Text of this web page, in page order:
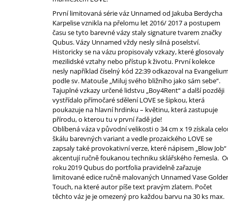
První limitovaná série váz Unnamed od Jakuba Berdycha
Karpelise vznikla na přelomu let 2016/ 2017 a postupem
času se tyto barevné vázy staly signature tvarem značky
Qubus. Vázy Unnamed vždy nesly silná poselství.
Historicky se na vázu propisovaly vzkazy, které glosovaly
mezilidské vztahy nebo přístup k životu. První kolekce
nesly například číselný kód 22:39 odkazoval na Evangelium
podle sv. Matouše „Miluj svého bližního jako sám sebe“.
Tajuplné vzkazy určené lidstvu „Boy4Rent“ a další později
vystřídalo přímočaré sdělení LOVE se šipkou, která
poukazuje na hlavní hrdinku – květinu, která zastupuje
přírodu, o kterou tu v první řadě jde!
Oblíbená váza v původní velikosti o 34 cm x 19 získala
škálu barevných variant a vedle prozaického LOVE se
zapsaly také provokativní verze, které nápisem „Blow Job“
akcentují ručně foukanou techniku sklářského řemesla.
roku 2019 Qubus do portfolia pravidelně zařazuje
limitované edice ručně malovaných Unnamed Vase
Touch, na které autor píše text pravým zlatem. Počet
těchto váz je je omezený pro každou barvu na 30 ks max.